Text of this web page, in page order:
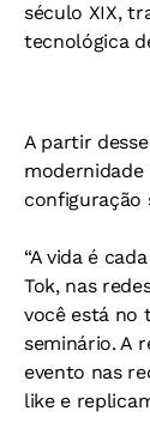
século XIX,
tecnológica
A partir
modernidade
configuração
“A vida é
Tok, nas
você está no
seminário. A
evento nas
like e